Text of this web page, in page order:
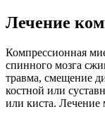
Лечение
Компрессионная
спинного мозга
травма, смещение
костной или
или киста.